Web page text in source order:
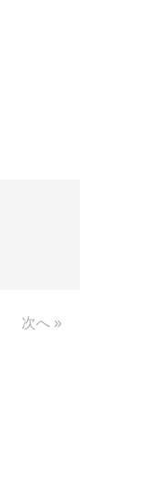
次へ »